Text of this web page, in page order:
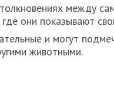
между
они показывают
и могут
животными.